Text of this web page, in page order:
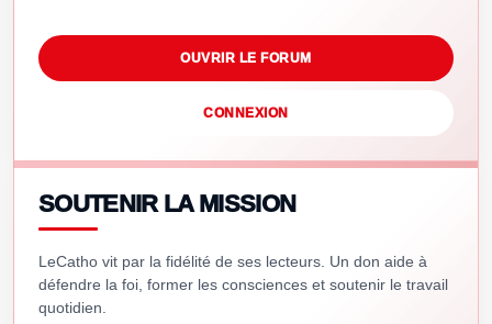
OUVRIR LE FORUM
CONNEXION
SOUTENIR LA MISSION
LeCatho vit par la fidélité de ses lecteurs. Un don aide à
défendre la foi, former les consciences et soutenir le travail
quotidien.